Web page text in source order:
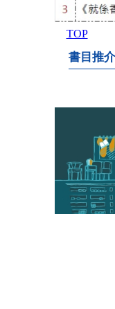
TOP
書目推介